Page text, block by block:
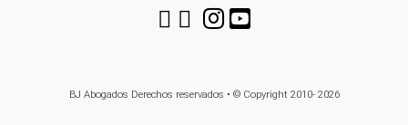
BJ Abogados Derechos reservados • © Copyright 2010- 2026